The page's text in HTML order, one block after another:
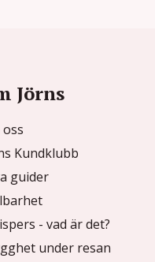
Jörns
oss
Kundklubb
guider
- vad är det?
under resan